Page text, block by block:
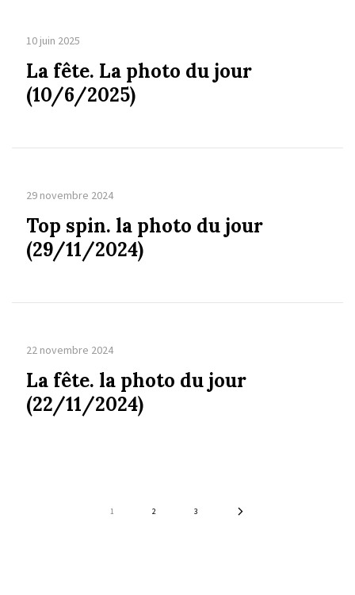
10 juin 2025
La fête. La photo du jour
(10/6/2025)
29 novembre 2024
Top spin. la photo du jour
(29/11/2024)
22 novembre 2024
La fête. la photo du jour
(22/11/2024)
1 2 3